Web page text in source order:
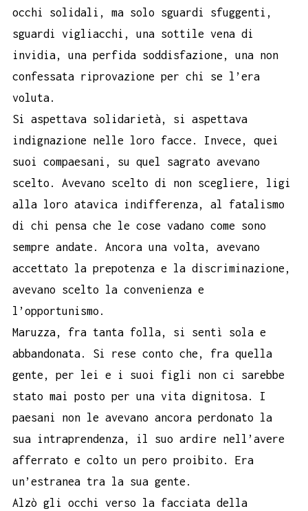
occhi solidali, ma solo sguardi sfuggenti,
sguardi vigliacchi, una sottile vena di
invidia, una perfida soddisfazione, una non
confessata riprovazione per chi se l’era
voluta.
Si aspettava solidarietà, si aspettava
indignazione nelle loro facce. Invece, quei
suoi compaesani, su quel sagrato avevano
scelto. Avevano scelto di non scegliere, ligi
alla loro atavica indifferenza, al fatalismo
di chi pensa che le cose vadano come sono
sempre andate. Ancora una volta, avevano
accettato la prepotenza e la discriminazione,
avevano scelto la convenienza e
l’opportunismo.
Maruzza, fra tanta folla, si sentì sola e
abbandonata. Si rese conto che, fra quella
gente, per lei e i suoi figli non ci sarebbe
stato mai posto per una vita dignitosa. I
paesani non le avevano ancora perdonato la
sua intraprendenza, il suo ardire nell’avere
afferrato e colto un pero proibito. Era
un’estranea tra la sua gente.
Alzò gli occhi verso la facciata della